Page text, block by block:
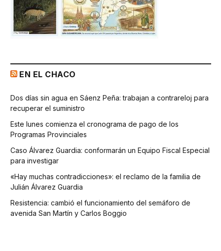
EN EL CHACO
Dos días sin agua en Sáenz Peña: trabajan a contrareloj para
recuperar el suministro
Este lunes comienza el cronograma de pago de los
Programas Provinciales
Caso Álvarez Guardia: conformarán un Equipo Fiscal Especial
para investigar
«Hay muchas contradicciones»: el reclamo de la familia de
Julián Álvarez Guardia
Resistencia: cambió el funcionamiento del semáforo de
avenida San Martín y Carlos Boggio